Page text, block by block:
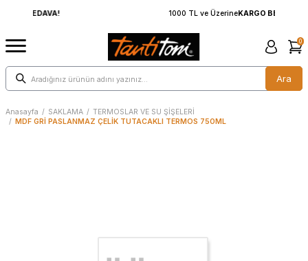
KARGO BEDAVA!
Ara
0
Anasayfa / SAKLAMA / TERMOSLAR VE SU ŞİŞELERİ
/ MDF GRİ PASLANMAZ ÇELİK TUTACAKLI TERMOS 750ML